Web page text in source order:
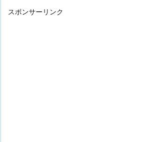
スポンサーリンク